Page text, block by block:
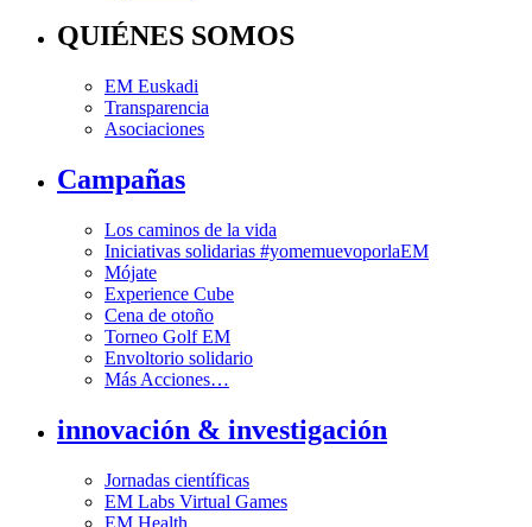
QUIÉNES SOMOS
EM Euskadi
Transparencia
Asociaciones
Campañas
Los caminos de la vida
Iniciativas solidarias #yomemuevoporlaEM
Mójate
Experience Cube
Cena de otoño
Torneo Golf EM
Envoltorio solidario
Más Acciones…
innovación & investigación
Jornadas científicas
EM Labs Virtual Games
EM Health